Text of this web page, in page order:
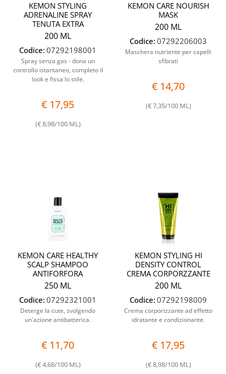
KEMON STYLING
ADRENALINE SPRAY
TENUTA EXTRA
200 ML
Codice: 07292198001
Spray senza gas - dona un
controllo istantaneo, completo il
look e fissa lo stile.
€ 17,95
(€ 8,98/100 ML)
KEMON CARE NOURISH
MASK
200 ML
Codice: 07292206003
Maschera nutriente per capelli
sfibrati
€ 14,70
(€ 7,35/100 ML)
KEMON CARE HEALTHY
SCALP SHAMPOO
ANTIFORFORA
250 ML
Codice: 07292321001
Deterge la cute, svolgendo
un'azione antibatterica.
€ 11,70
(€ 4,68/100 ML)
KEMON STYLING HI
DENSITY CONTROL
CREMA CORPORZZANTE
200 ML
Codice: 07292198009
Crema corporizzante ad effetto
idratante e condizionante.
€ 17,95
(€ 8,98/100 ML)